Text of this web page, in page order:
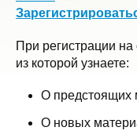
При регистрации
из которой узнаете:
О предстоящих
О новых